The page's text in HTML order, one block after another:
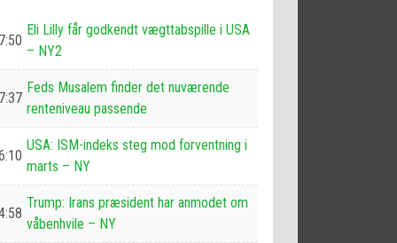
Eli Lilly får godkendt vægttabspille i USA
– NY2
Feds Musalem finder det nuværende
renteniveau passende
USA: ISM-indeks steg mod forventning i
marts – NY
Trump: Irans præsident har anmodet om
våbenhvile – NY